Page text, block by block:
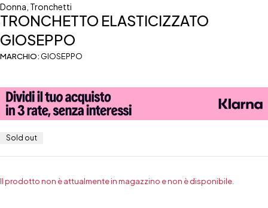
Donna Tronchetti
TRONCHETTO ELASTICIZZATO
GIOSEPPO
MARCHIO: GIOSEPPO
Sold out
Il prodotto non è attualmente in magazzino e non è disponibile.